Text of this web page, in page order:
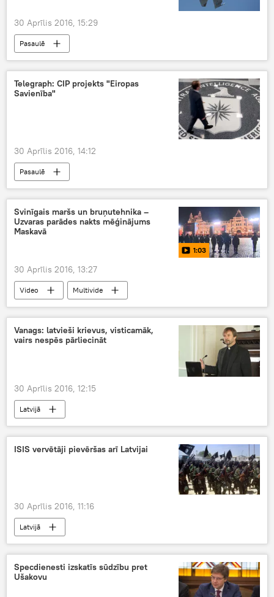
30 Aprīlis 2016, 15:29
Pasaulē
Telegraph: CIP projekts "Eiropas
Savienība"
30 Aprīlis 2016, 14:12
Pasaulē
Svinīgais maršs un bruņutehnika –
Uzvaras parādes nakts mēģinājums
Maskavā
1:03
30 Aprīlis 2016, 13:27
Video Multivide
Vanags: latvieši krievus, visticamāk,
vairs nespēs pārliecināt
30 Aprīlis 2016, 12:15
Latvijā
ISIS vervētāji pievēršas arī Latvijai
30 Aprīlis 2016, 11:16
Latvijā
Specdienesti izskatīs sūdzību pret
Ušakovu